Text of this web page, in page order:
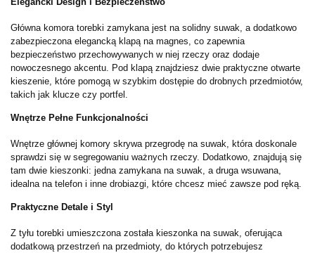
Główna komora torebki zamykana jest na solidny suwak, a dodatkowo
zabezpieczona elegancką klapą na magnes, co zapewnia
bezpieczeństwo przechowywanych w niej rzeczy oraz dodaje
nowoczesnego akcentu. Pod klapą znajdziesz dwie praktyczne otwarte
kieszenie, które pomogą w szybkim dostępie do drobnych przedmiotów,
takich jak klucze czy portfel.
Wnętrze Pełne Funkcjonalności
Wnętrze głównej komory skrywa przegrodę na suwak, która doskonale
sprawdzi się w segregowaniu ważnych rzeczy. Dodatkowo, znajdują się
tam dwie kieszonki: jedna zamykana na suwak, a druga wsuwana,
idealna na telefon i inne drobiazgi, które chcesz mieć zawsze pod ręką.
Praktyczne Detale i Styl
Z tyłu torebki umieszczona została kieszonka na suwak, oferująca
dodatkową przestrzeń na przedmioty, do których potrzebujesz